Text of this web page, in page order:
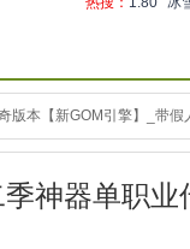
版本【新GOM引擎】_带
神器单职